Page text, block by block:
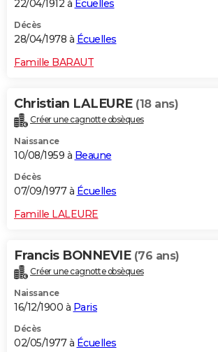
22/04/1912 à Écuelles
Décès
28/04/1978 à Écuelles
Famille BARAUT
Christian LALEURE (18 ans)
Créer une cagnotte obsèques
Naissance
10/08/1959 à Beaune
Décès
07/09/1977 à Écuelles
Famille LALEURE
Francis BONNEVIE (76 ans)
Créer une cagnotte obsèques
Naissance
16/12/1900 à Paris
Décès
02/05/1977 à Écuelles